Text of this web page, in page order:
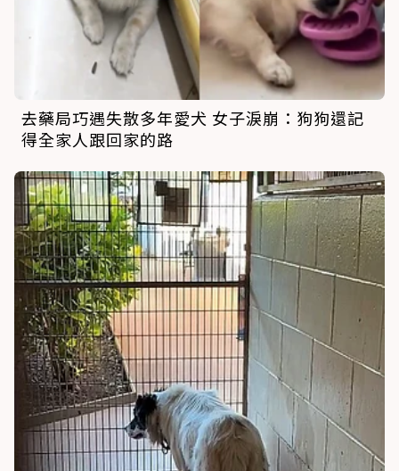
去藥局巧遇失散多年愛犬 女子淚崩：狗狗還記
得全家人跟回家的路